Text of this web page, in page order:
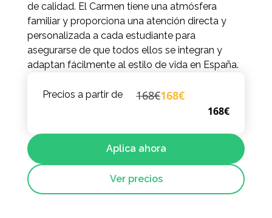
de calidad. El Carmen tiene una atmósfera
familiar y proporciona una atención directa y
personalizada a cada estudiante para
asegurarse de que todos ellos se integran y
adaptan fácilmente al estilo de vida en España.
Precios a partir de
168€
168€168€
Aplica ahora
Ver precios